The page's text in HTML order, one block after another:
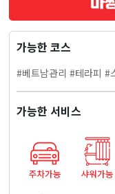
베
트
남
힐
가능한 코스
#베트남관리 #테라피 #
가능한 서비스